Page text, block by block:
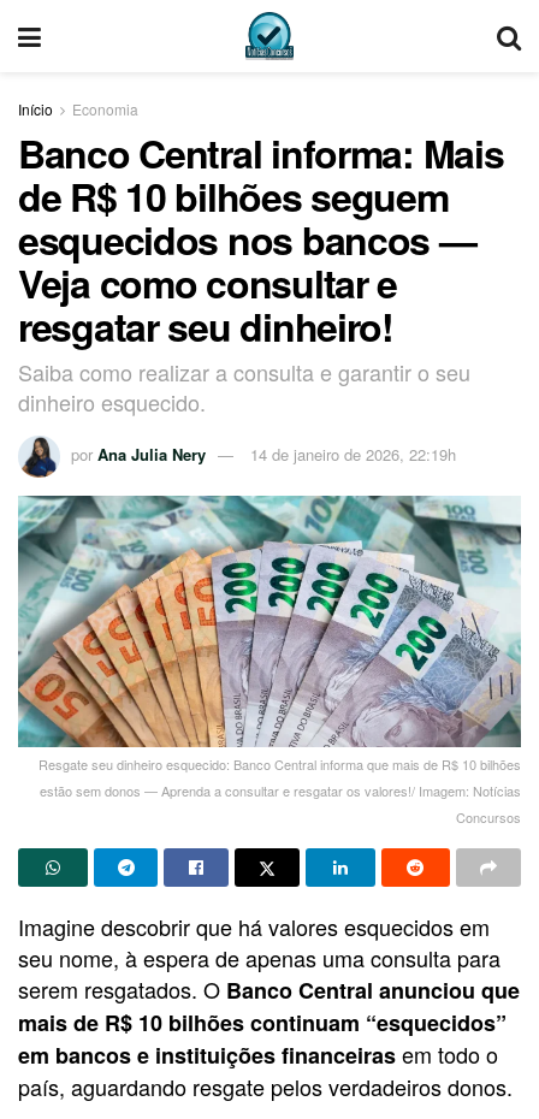
Início Economia
Banco Central informa: Mais
de R$ 10 bilhões seguem
esquecidos nos bancos —
Veja como consultar e
resgatar seu dinheiro!
Saiba como realizar a consulta e garantir o seu
dinheiro esquecido.
por Ana Julia Nery 14 de janeiro de 2026, 22:19h
Resgate seu dinheiro esquecido: Banco Central informa que mais de R$ 10 bilhões
estão sem donos — Aprenda a consultar e resgatar os valores!/ Imagem: Notícias
Concursos
Imagine descobrir que há valores esquecidos em
seu nome, à espera de apenas uma consulta para
serem resgatados. O Banco Central anunciou que
mais de R$ 10 bilhões continuam “esquecidos”
em bancos e instituições financeirasem todo o
país, aguardando resgate pelos verdadeiros donos.